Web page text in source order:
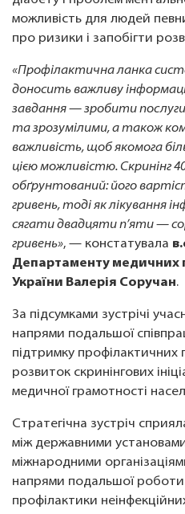
можливість для людей
про ризики і запобігти
«Профілактична ланка
доносить важливу
завдання — зробити
та зрозумілими, а також
важливість, щоб якомога
цією можливістю. Скринінг
обґрунтований: його
гривень, тоді як лікування
сягати двадцяти п’яти —
гривень», — констатувала
Департаменту медичних
України Валерія Соручан.
За підсумками зустрічі
напрями подальшої
підтримку профілактичних
розвиток скринінгових
медичної грамотності
Стратегічна зустріч
між державними
міжнародними
напрями подальшої роботи
профілактики